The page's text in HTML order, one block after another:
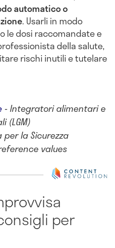
automatico o
. Usarli in modo
le dosi raccomandate e
della salute,
rischi inutili e tutelare
- Integratori alimentari e
(LGM)
per la Sicurezza
values
per